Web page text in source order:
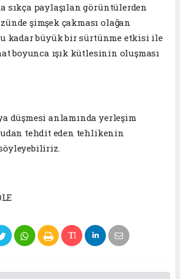
sıkça paylaşılan görüntülerden
şimşek çakması olağan
kadar büyük bir sürtünme etkisi ile
boyunca ışık kütlesinin oluşması
düşmesi anlamında yerleşim
tehdit eden tehlikenin